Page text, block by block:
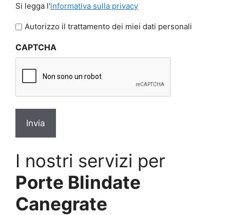
legga
l'informativa
privacy
Si legga l'informativa sulla privacy
Autorizzo il trattamento dei miei dati personali
CAPTCHA
I nostri servizi per
Porte Blindate
Canegrate